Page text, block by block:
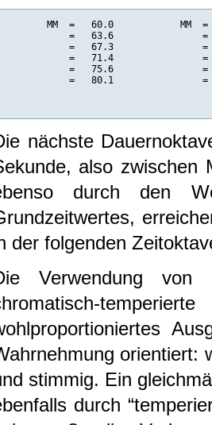
MM  =   60.0            MM  =
=   63.6                =
=   67.3                =
=   71.4                =
=   75.6                =
=   80.1                =
nächste
also
durch den
der folgenden
Verwendung von
orientiert:
stimmig. Ein
durch